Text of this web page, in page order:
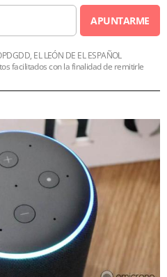
APUNTARME
EL LEÓN DE EL ESPAÑOL
facilitados con la finalidad de remitirle